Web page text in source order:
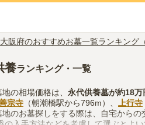
大阪府のおすすめお墓一覧ランキング
養ランキング・一覧
の相場価格は、 永代供養墓が約18万
宗寺 （朝潮橋駅から796m）、 上行寺
のお墓探しをする際は、自宅から